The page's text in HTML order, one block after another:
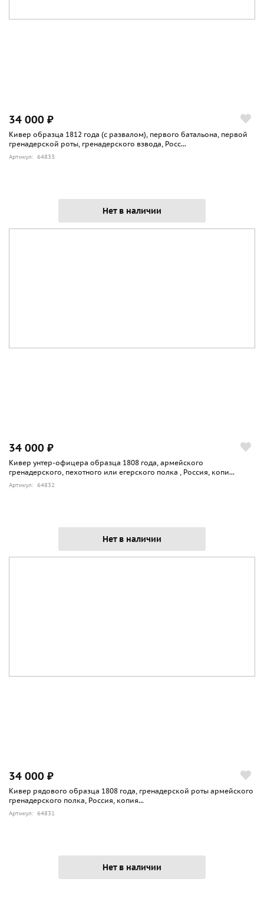
34 000 ₽
Кивер образца 1812 года (с развалом), первого батальона, первой
гренадерской роты, гренадерского взвода, Росс...
Артикул: 64833
Нет в наличии
34 000 ₽
Кивер унтер-офицера образца 1808 года, армейского
гренадерского, пехотного или егерского полка , Россия, копи...
Артикул: 64832
Нет в наличии
34 000 ₽
Кивер рядового образца 1808 года, гренадерской роты армейского
гренадерского полка, Россия, копия...
Артикул: 64831
Нет в наличии